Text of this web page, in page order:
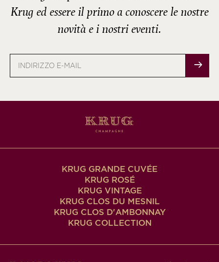
Krug ed essere il primo a conoscere le nostre
novità e i nostri eventi.
KRUG GRANDE CUVÉE
KRUG ROSÉ
KRUG VINTAGE
KRUG CLOS DU MESNIL
KRUG CLOS D'AMBONNAY
KRUG COLLECTION